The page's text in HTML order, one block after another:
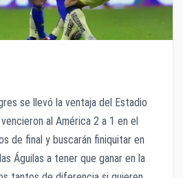
se llevó la ventaja del Estadio
al América 2 a 1 en el
de final y buscarán finiquitar en
Águilas a tener que ganar en la